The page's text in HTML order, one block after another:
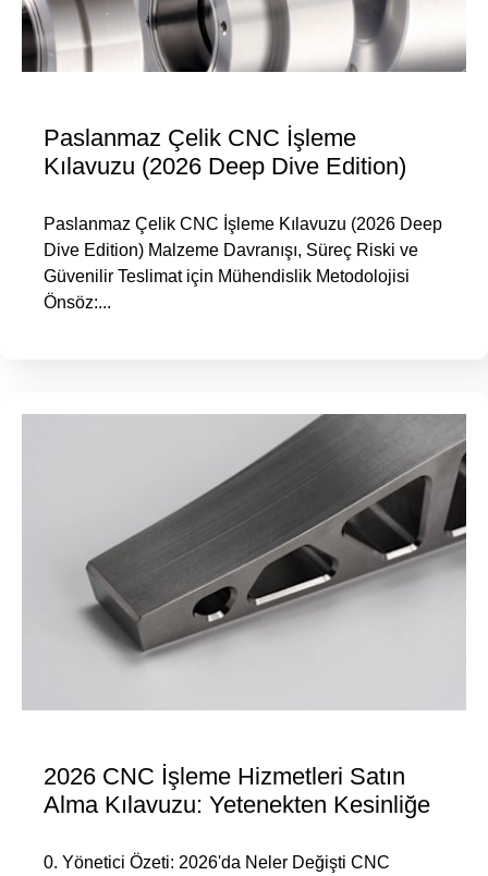
Paslanmaz Çelik CNC İşleme
Kılavuzu (2026 Deep Dive Edition)
Paslanmaz Çelik CNC İşleme Kılavuzu (2026 Deep
Dive Edition) Malzeme Davranışı, Süreç Riski ve
Güvenilir Teslimat için Mühendislik Metodolojisi
Önsöz:...
2026 CNC İşleme Hizmetleri Satın
Alma Kılavuzu: Yetenekten Kesinliğe
0. Yönetici Özeti: 2026'da Neler Değişti CNC